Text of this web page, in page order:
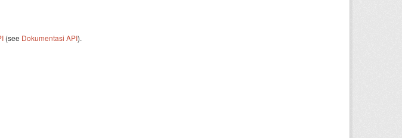
(see Dokumentasi API).